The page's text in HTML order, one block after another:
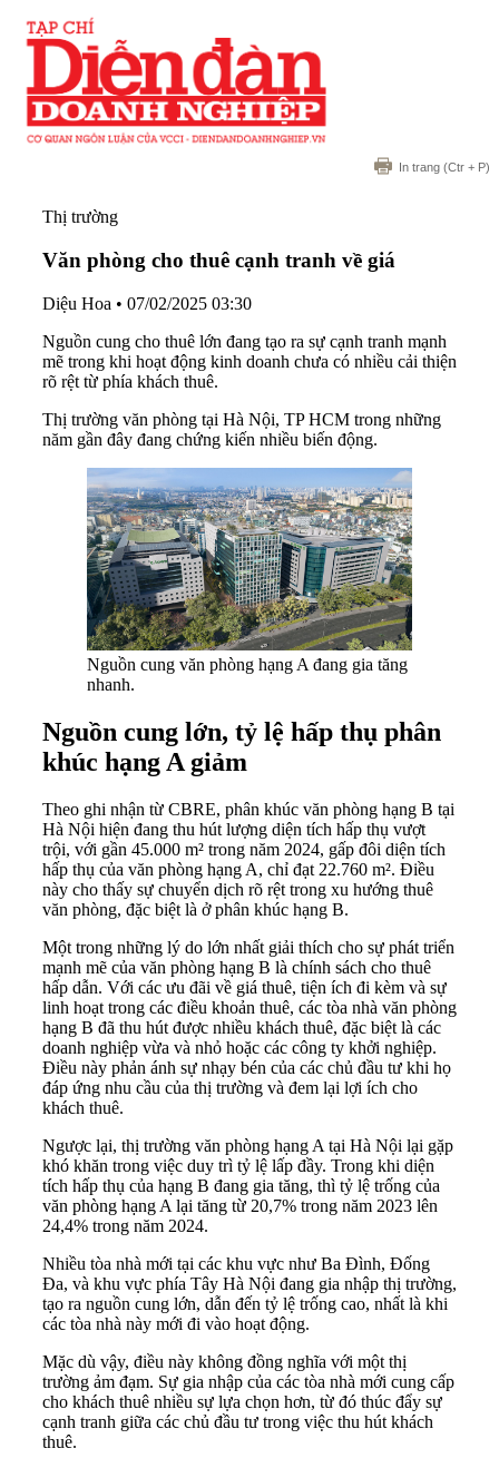
In trang (Ctr + P)
Thị trường
Văn phòng cho thuê cạnh tranh về giá
Diệu Hoa • 07/02/2025 03:30
Nguồn cung cho thuê lớn đang tạo ra sự cạnh tranh mạnh
mẽ trong khi hoạt động kinh doanh chưa có nhiều cải thiện
rõ rệt từ phía khách thuê.
Thị trường văn phòng tại Hà Nội, TP HCM trong những
năm gần đây đang chứng kiến nhiều biến động.
Nguồn cung văn phòng hạng A đang gia tăng
nhanh.
Nguồn cung lớn, tỷ lệ hấp thụ phân
khúc hạng A giảm
Theo ghi nhận từ CBRE, phân khúc văn phòng hạng B tại
Hà Nội hiện đang thu hút lượng diện tích hấp thụ vượt
trội, với gần 45.000 m² trong năm 2024, gấp đôi diện tích
hấp thụ của văn phòng hạng A, chỉ đạt 22.760 m². Điều
này cho thấy sự chuyển dịch rõ rệt trong xu hướng thuê
văn phòng, đặc biệt là ở phân khúc hạng B.
Một trong những lý do lớn nhất giải thích cho sự phát triển
mạnh mẽ của văn phòng hạng B là chính sách cho thuê
hấp dẫn. Với các ưu đãi về giá thuê, tiện ích đi kèm và sự
linh hoạt trong các điều khoản thuê, các tòa nhà văn phòng
hạng B đã thu hút được nhiều khách thuê, đặc biệt là các
doanh nghiệp vừa và nhỏ hoặc các công ty khởi nghiệp.
Điều này phản ánh sự nhạy bén của các chủ đầu tư khi họ
đáp ứng nhu cầu của thị trường và đem lại lợi ích cho
khách thuê.
Ngược lại, thị trường văn phòng hạng A tại Hà Nội lại gặp
khó khăn trong việc duy trì tỷ lệ lấp đầy. Trong khi diện
tích hấp thụ của hạng B đang gia tăng, thì tỷ lệ trống của
văn phòng hạng A lại tăng từ 20,7% trong năm 2023 lên
24,4% trong năm 2024.
Nhiều tòa nhà mới tại các khu vực như Ba Đình, Đống
Đa, và khu vực phía Tây Hà Nội đang gia nhập thị trường,
tạo ra nguồn cung lớn, dẫn đến tỷ lệ trống cao, nhất là khi
các tòa nhà này mới đi vào hoạt động.
Mặc dù vậy, điều này không đồng nghĩa với một thị
trường ảm đạm. Sự gia nhập của các tòa nhà mới cung cấp
cho khách thuê nhiều sự lựa chọn hơn, từ đó thúc đẩy sự
cạnh tranh giữa các chủ đầu tư trong việc thu hút khách
thuê.